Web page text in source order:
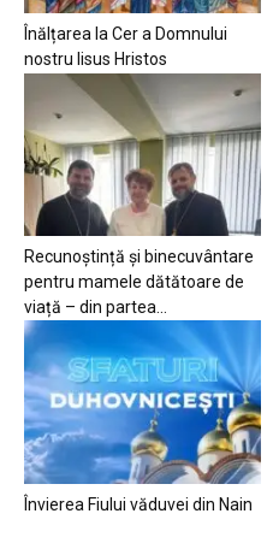
Înălțarea la Cer a Domnului
nostru Iisus Hristos
Recunoștință și binecuvântare
pentru mamele dătătoare de
viață – din partea...
Învierea Fiului văduvei din Nain